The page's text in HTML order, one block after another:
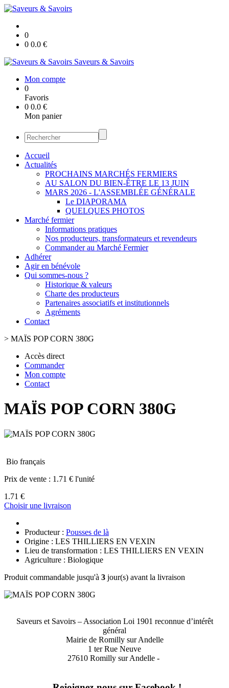
0
0 0.0 €
Saveurs & Savoirs
Mon compte
0
Favoris
0 0.0 €
Mon panier
Accueil
Actualités
PROCHAINS MARCHÉS FERMIERS
AU SALON DU BIEN-ÊTRE LE 13 JUIN
MARS 2026 - L'ASSEMBLÉE GÉNÉRALE
Le DIAPORAMA
QUELQUES PHOTOS
Marché fermier
Informations pratiques
Nos producteurs, transformateurs et revendeurs
Commander au Marché Fermier
Adhérer
Agir en bénévole
Qui sommes-nous ?
Historique & valeurs
Charte des producteurs
Partenaires associatifs et institutionnels
Agréments
Contact
> MAÏS POP CORN 380G
Accès direct
Commander
Mon compte
Contact
MAÏS POP CORN 380G
Bio français
Prix de vente : 1.71 € l'unité
1.71 €
Choisir une livraison
Producteur : Pousses de là
Origine : LES THILLIERS EN VEXIN
Lieu de transformation : LES THILLIERS EN VEXIN
Agriculture : Biologique
Produit commandable jusqu'à 3 jour(s) avant la livraison
Saveurs et Savoirs – Association Loi 1901 reconnue d’intérêt
général
Mairie de Romilly sur Andelle
1 ter Rue Neuve
27610 Romilly sur Andelle -